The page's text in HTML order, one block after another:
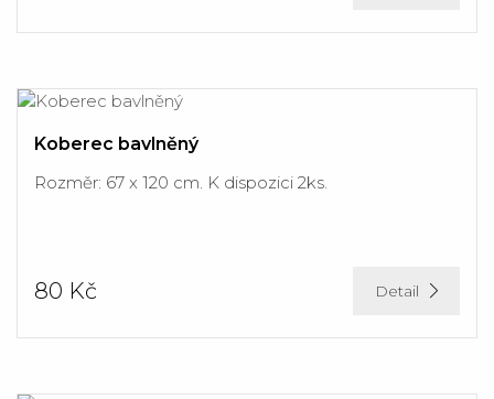
Koberec bavlněný
Rozměr: 67 x 120 cm. K dispozici 2ks.
80 Kč Detail